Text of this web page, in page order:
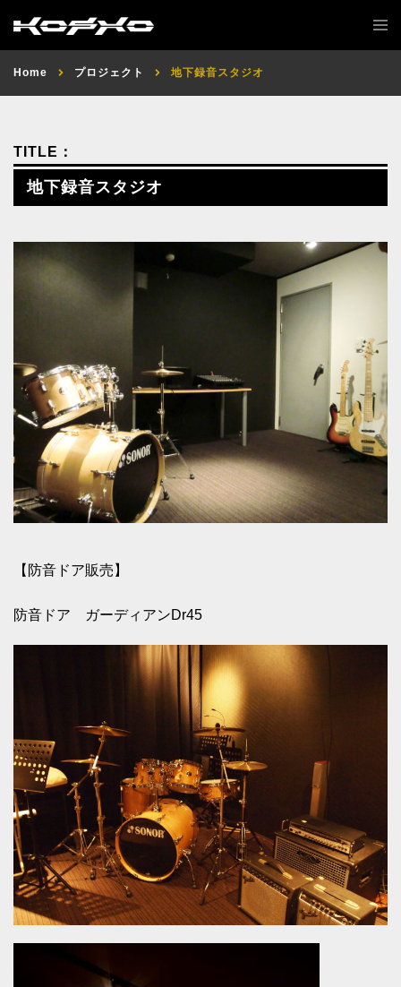
Home プロジェクト 地下録音スタジオ
地下録音スタジオ
【防音ドア販売】
防音ドア ガーディアンDr45